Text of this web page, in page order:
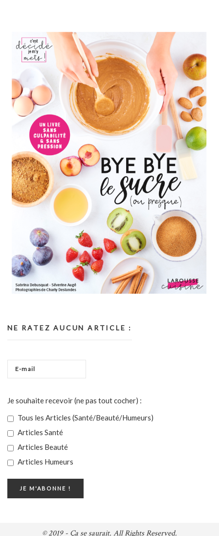
NE RATEZ AUCUN ARTICLE :
Je souhaite recevoir (ne pas tout cocher) :
Tous les Articles (Santé/Beauté/Humeurs)
Articles Santé
Articles Beauté
Articles Humeurs
© 2019 - Ça se saurait. All Rights Reserved.